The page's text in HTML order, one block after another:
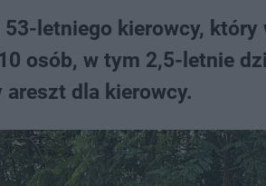
letniego kierowcy,
osób, w tym 2,5-letnie
dla kierowcy.